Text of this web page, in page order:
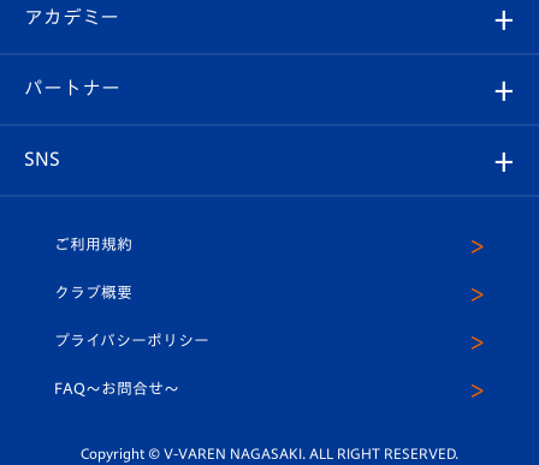
イベント
メディア
ホームタウン
スタッフプロフィール
マスコット紹介
平和祈念活動
ホームタウン活動
ヴィヴィくんの長崎おもてなしガイド
スタジアムグルメ
V-LOVERS（ファンクラブ）
プレイヤーズスイート
オンラインショップ
店舗情報
アカデミー
育成からのお知らせ
U-18
スクール
パートナー
SNS
ヴィヴィくんインスタグラム
公式LINE＠
ご利用規約
クラブ概要
プライバシーポリシー
FAQ〜お問合せ〜
Copyright © V-VAREN NAGASAKI. ALL RIGHT RESERVED.